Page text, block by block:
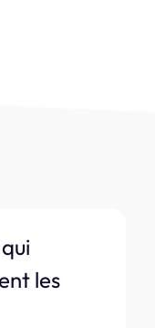
les